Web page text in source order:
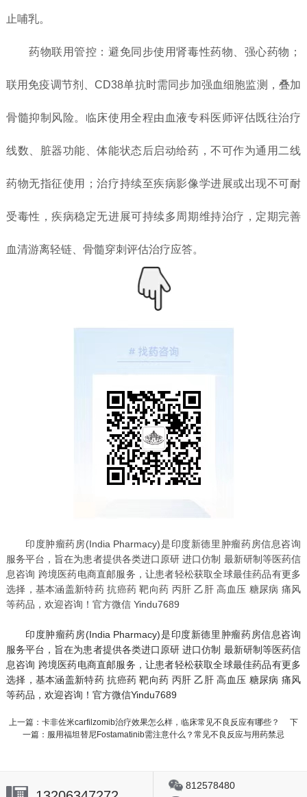
止哺乳。
药物联用管控：避免同步使用肾毒性药物、强心药物；
联用免疫调节剂、CD38单抗时需同步加强血细胞监测，叠加
骨髓抑制风险。临床使用全程由血液专科医师评估既往治疗
线数、脏器功能、体能状态后启动给药，不可作为通用二线
药物无指征使用；治疗持续至疾病影像学进展或出现不可耐
受毒性，疾病稳定无进展可持续多周期维持治疗，定期完善
血清游离轻链、骨髓穿刺评估治疗应答。
印度肿瘤药房(India Pharmacy)是印度新德里肿瘤药房信息咨询
服务平台，旨在为患者提供各类进口原研 进口仿制 最新研制等医药信
息咨询 跨境医药电商直邮服务，让患者轻松获取全球最佳药品有更多
选择，基本涵盖新特药 抗癌药 靶向药 丙肝 乙肝 高血压 糖尿病 痛风
等药品，欢迎咨询！官方微信 Yindu7689
印度肿瘤药房(India Pharmacy)是印度新德里肿瘤药房信息咨询
服务平台，旨在为患者提供各类进口原研 进口仿制 最新研制等医药信
息咨询 跨境医药电商直邮服务，让患者轻松获取全球最佳药品有更多
选择，基本涵盖新特药 抗癌药 靶向药 丙肝 乙肝 高血压 糖尿病 痛风
等药品，欢迎咨询！官方微信Yindu7689
上一篇： 卡非佐米carfilzomib治疗效果怎么样，临床常见不良反应有哪些？
下
一篇： 服用福坦替尼Fostamatinib需注意什么？常见不良反应与用药禁忌
812578480